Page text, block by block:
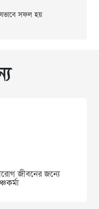
সফল হয়
জীবনের জন্যে